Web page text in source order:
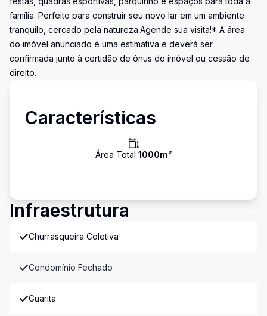
família. Perfeito para construir seu novo lar em um ambiente
tranquilo, cercado pela natureza.Agende sua visita!* A área
do imóvel anunciado é uma estimativa e deverá ser
confirmada junto à certidão de ônus do imóvel ou cessão de
direito.
Características
Área Total 1000m²
Infraestrutura
Churrasqueira Coletiva
Condomínio Fechado
Guarita